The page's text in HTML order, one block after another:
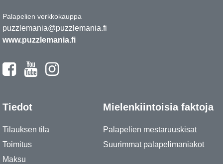
Palapelien verkkokauppa
puzzlemania@puzzlemania.fi
www.puzzlemania.fi
Tiedot
Tilauksen tila
Toimitus
Maksu
Mielenkiintoisia faktoja
Palapelien mestaruuskisat
Suurimmat palapelimaniakot